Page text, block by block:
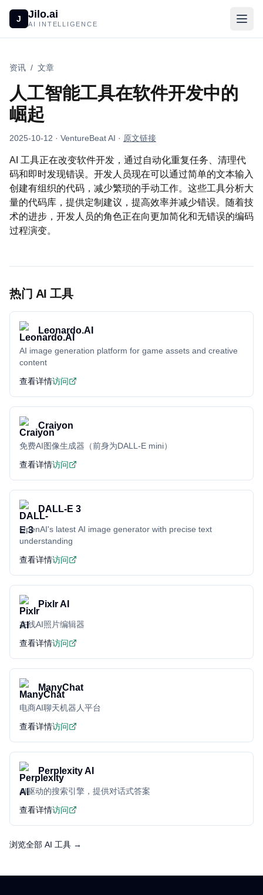
J Jilo.ai
AI INTELLIGENCE
资讯 / 文章
人工智能工具在软件开发中的
崛起
2025-10-12 · VentureBeat AI · 原文链接
AI 工具正在改变软件开发，通过自动化重复任务、清理代
码和即时发现错误。开发人员现在可以通过简单的文本输入
创建有组织的代码，减少繁琐的手动工作。这些工具分析大
量的代码库，提供定制建议，提高效率并减少错误。随着技
术的进步，开发人员的角色正在向更加简化和无错误的编码
过程演变。
热门 AI 工具
Leonardo.AI
AI image generation platform for game assets and creative
content
查看详情访问
Craiyon
免费AI图像生成器（前身为DALL-E mini）
查看详情访问
DALL-E 3
OpenAI's latest AI image generator with precise text
understanding
查看详情访问
Pixlr AI
在线AI照片编辑器
查看详情访问
ManyChat
电商AI聊天机器人平台
查看详情访问
Perplexity AI
AI驱动的搜索引擎，提供对话式答案
查看详情访问
浏览全部 AI 工具 →